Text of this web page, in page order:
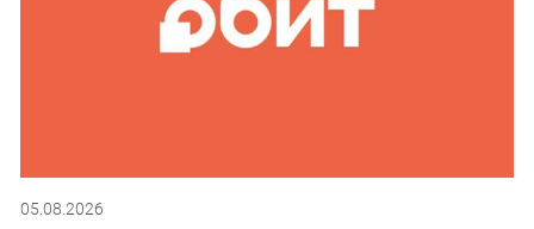
05.08.2026